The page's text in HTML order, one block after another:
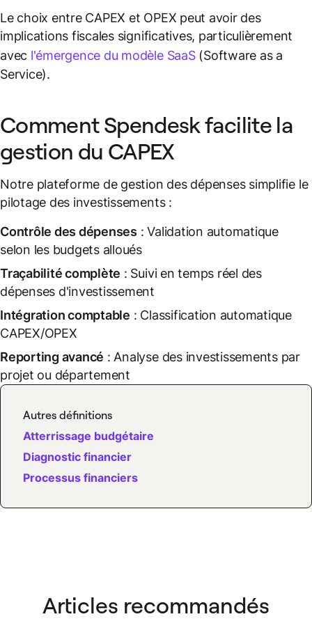
Le choix entre CAPEX et OPEX peut avoir des
implications fiscales significatives, particulièrement
avec l'émergence du modèle SaaS(Software as a
Service).
Comment Spendesk facilite la
gestion du CAPEX
Notre plateforme de gestion des dépenses simplifie le
pilotage des investissements :
Contrôle des dépenses : Validation automatique
selon les budgets alloués
Traçabilité complète : Suivi en temps réel des
dépenses d'investissement
Intégration comptable : Classification automatique
CAPEX/OPEX
Reporting avancé : Analyse des investissements par
projet ou département
Autres définitions
Atterrissage budgétaire
Diagnostic financier
Processus financiers
Articles recommandés